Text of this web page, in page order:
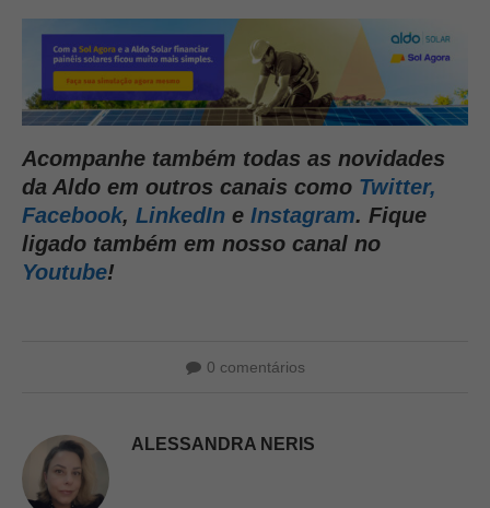
Acompanhe também todas as novidades
da Aldo em outros canais como Twitter,
Facebook, LinkedIn e Instagram. Fique
ligado também em nosso canal no
Youtube!
0 comentários
ALESSANDRA NERIS